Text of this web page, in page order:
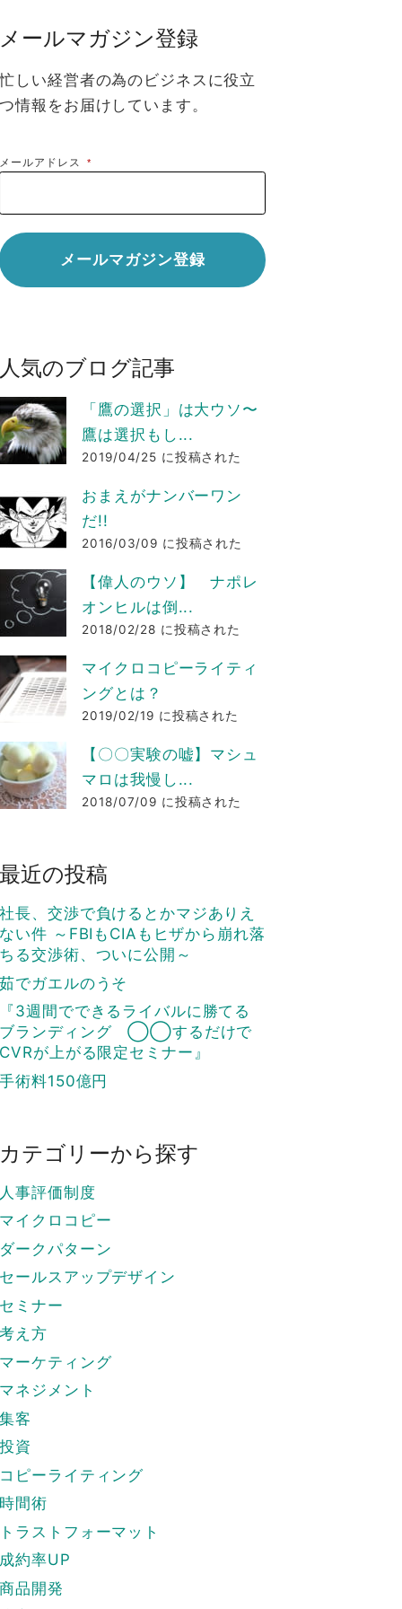
メールマガジン登録
忙しい経営者の為のビジネスに役立
つ情報をお届けしています。
メールアドレス*
人気のブログ記事
「鷹の選択」は大ウソ〜
鷹は選択もし...
2019/04/25 に投稿された
おまえがナンバーワン
だ!!
2016/03/09 に投稿された
【偉人のウソ】 ナポレ
オンヒルは倒...
2018/02/28 に投稿された
マイクロコピーライティ
ングとは？
2019/02/19 に投稿された
【〇〇実験の嘘】マシュ
マロは我慢し...
2018/07/09 に投稿された
最近の投稿
社長、交渉で負けるとかマジありえ
ない件 ～FBIもCIAもヒザから崩れ落
ちる交渉術、ついに公開～
茹でガエルのうそ
『3週間でできるライバルに勝てる
ブランディング ◯◯するだけで
CVRが上がる限定セミナー』
手術料150億円
カテゴリーから探す
人事評価制度
マイクロコピー
ダークパターン
セールスアップデザイン
セミナー
考え方
マーケティング
マネジメント
集客
投資
コピーライティング
時間術
トラストフォーマット
成約率UP
商品開発